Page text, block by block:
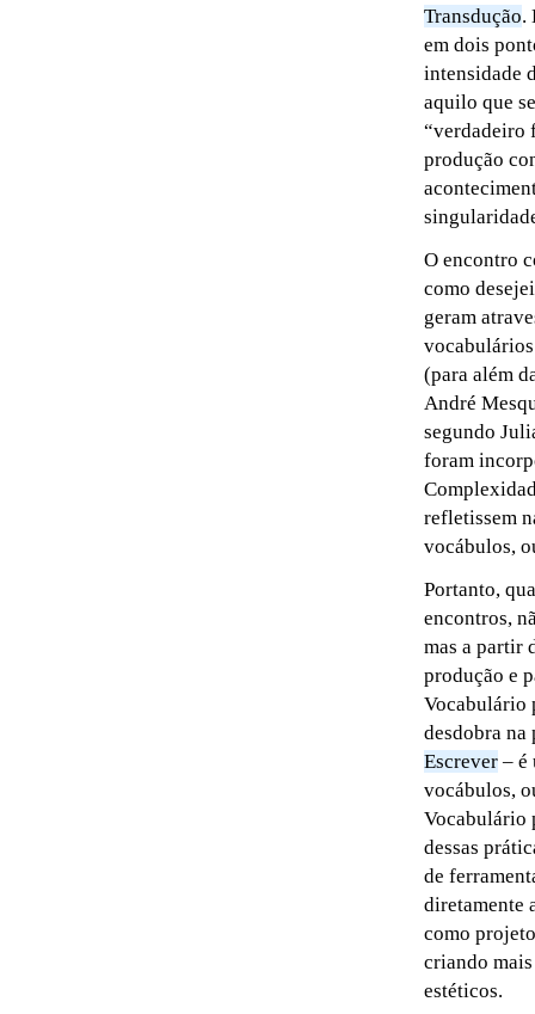
Transdução.
em dois
intensidade
aquilo que
“verdadeiro
produção
O encontro
como
geram
(para além
André
segundo
foram
refletissem
vocábulos,
Portanto,
encontros,
mas a partir
produção e
Vocabulário
desdobra na
Escrever – é
vocábulos,
Vocabulário
dessas
de
diretamente
como
criando
estéticos.